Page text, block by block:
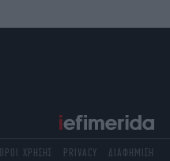
ΟΡΟΙ ΧΡΗΣΗΣ PRIVACY ΔΙΑΦΗΜΙΣΗ